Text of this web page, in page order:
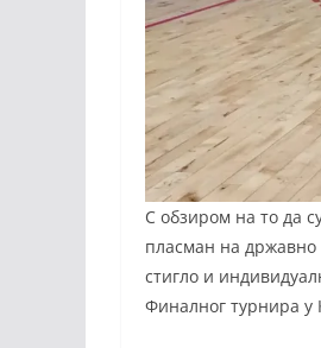
С обзиром на то да
пласман на државно
стигло и
Финалног турнира у